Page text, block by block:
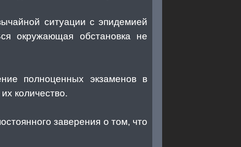
ситуации с эпидемией
окружающая обстановка не
полноценных экзаменов в
количество.
заверения о том, что